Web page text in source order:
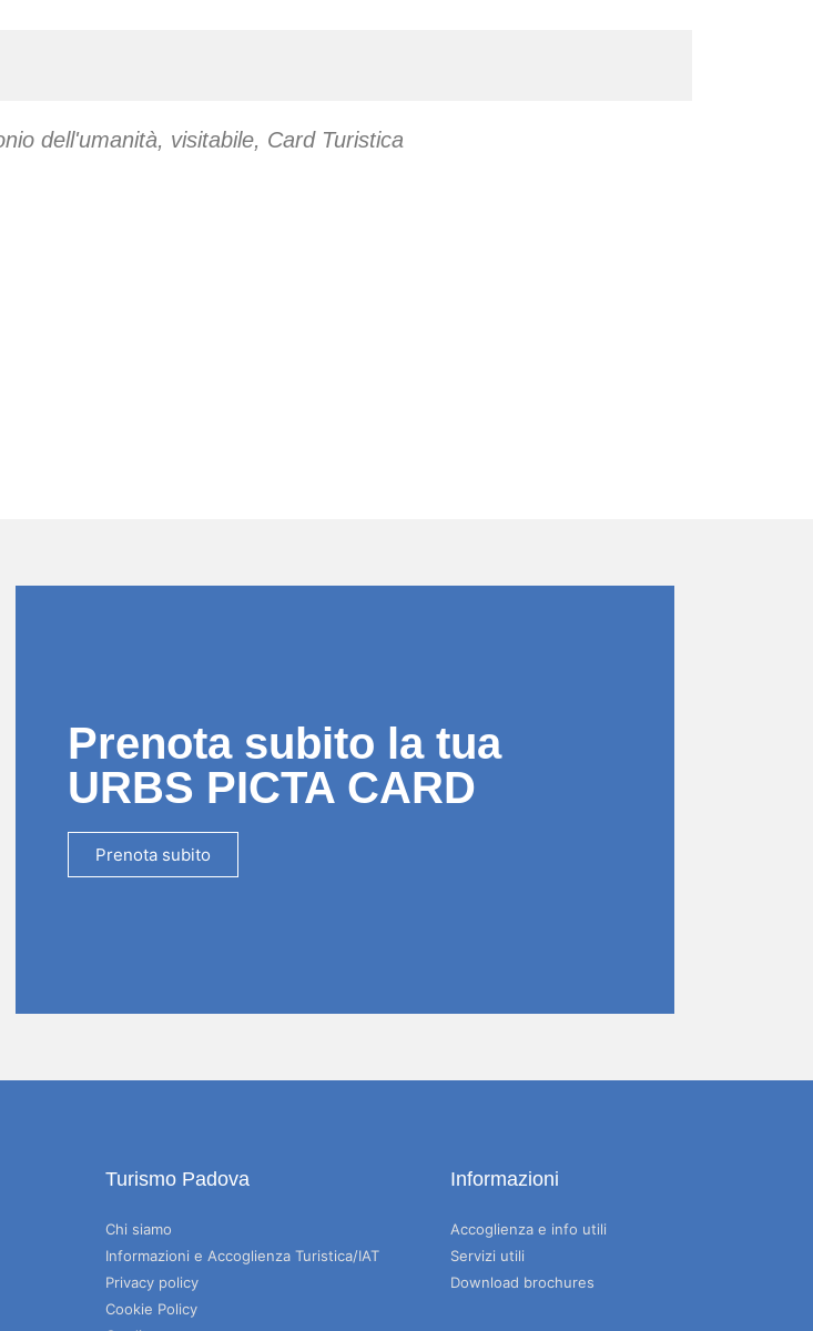
dell'umanità, visitabile, Card Turistica
Prenota subito la tua
URBS PICTA CARD
Prenota subito
Turismo Padova
Chi siamo
Informazioni e Accoglienza Turistica/IAT
Privacy policy
Cookie Policy
Informazioni
Accoglienza e info utili
Servizi utili
Download brochures